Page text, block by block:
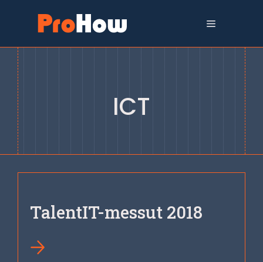
sisältöön
Valikko
ICT
TalentIT-messut 2018